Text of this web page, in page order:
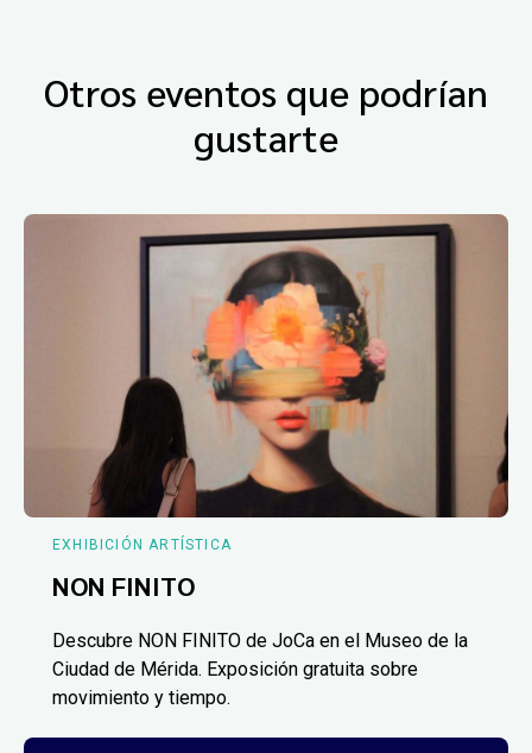
Otros eventos que podrían
gustarte
EXHIBICIÓN ARTÍSTICA
NON FINITO
Descubre NON FINITO de JoCa en el Museo de la
Ciudad de Mérida. Exposición gratuita sobre
movimiento y tiempo.